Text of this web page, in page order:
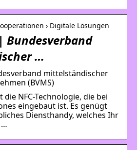
› Digitale Lösungen
Bundesverband
…
mittelständischer
(BVMS)
die NFC-Technologie, die bei
eingebaut ist. Es genügt
Diensthandy, welches Ihr
…